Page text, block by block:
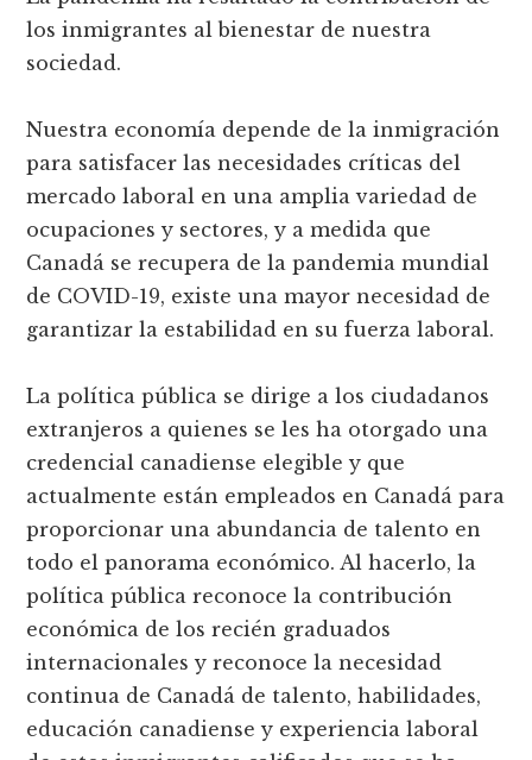
los inmigrantes al bienestar de nuestra
sociedad.
Nuestra economía depende de la inmigración
para satisfacer las necesidades críticas del
mercado laboral en una amplia variedad de
ocupaciones y sectores, y a medida que
Canadá se recupera de la pandemia mundial
de COVID-19, existe una mayor necesidad de
garantizar la estabilidad en su fuerza laboral.
La política pública se dirige a los ciudadanos
extranjeros a quienes se les ha otorgado una
credencial canadiense elegible y que
actualmente están empleados en Canadá para
proporcionar una abundancia de talento en
todo el panorama económico. Al hacerlo, la
política pública reconoce la contribución
económica de los recién graduados
internacionales y reconoce la necesidad
continua de Canadá de talento, habilidades,
educación canadiense y experiencia laboral